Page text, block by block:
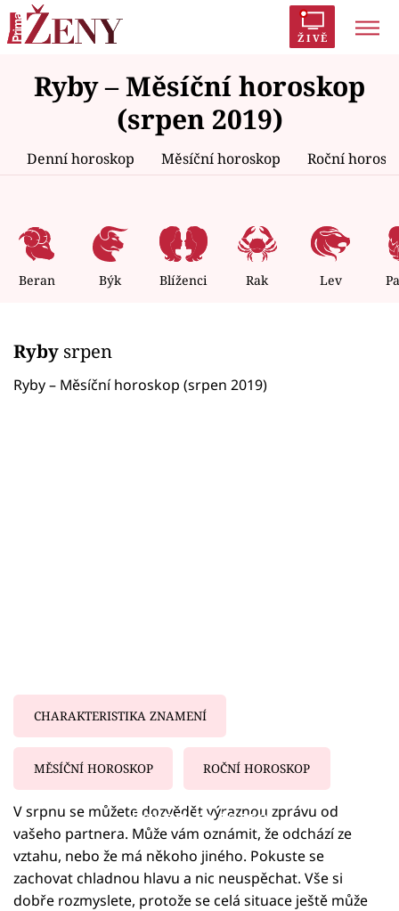
ŽIVĚ
Trendy: Polabí Inspekce Prostřeno!
AYTO?
Zrádci Proměny
Témata
Celebrity
Seriály
Sledujte nás
Ryby – Měsíční horoskop
(srpen 2019)
Denní horoskop Měsíční horoskop Roční
Beran Býk Blíženci Rak Lev
Ryby srpen
Ryby – Měsíční horoskop (srpen 2019)
CHARAKTERISTIKA ZNAMENÍ
MĚSÍČNÍ HOROSKOP ROČNÍ HOROSKOP
Failed to fetch
V srpnu se můžete dozvědět výraznou zprávu od
vašeho partnera. Může vám oznámit, že odchází ze
vztahu, nebo že má někoho jiného. Pokuste se
zachovat chladnou hlavu a nic neuspěchat. Vše si
dobře rozmyslete, protože se celá situace ještě může